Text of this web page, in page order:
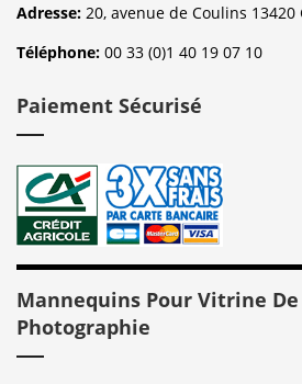
Adresse: 20, avenue de Coulins 13420
Téléphone: 00 33 (0)1 40 19 07 10
Paiement Sécurisé
Mannequins Pour Vitrine De
Photographie